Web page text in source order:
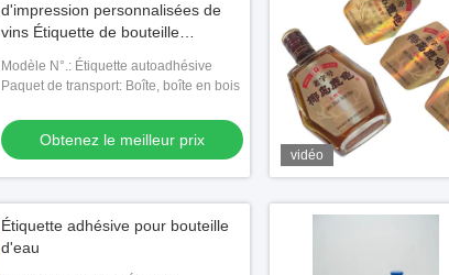
d'impression personnalisées de
vins Étiquette de bouteille
Étiquettes pour aliments et
boissons
Modèle N°.: Étiquette autoadhésive
Paquet de transport: Boîte, boîte en bois
Obtenez le meilleur prix
vidéo
Étiquette adhésive pour bouteille
d'eau